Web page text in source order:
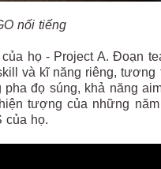
nối tiếng
họ - Project A. Đoạn
và kĩ năng riêng, tương
đọ súng, khả năng
tượng của những năm
của họ.